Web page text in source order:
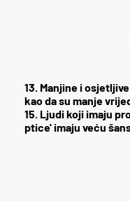
13. Manjine i
kao da su manje
15. Ljudi koji imaju
ptice' imaju veću